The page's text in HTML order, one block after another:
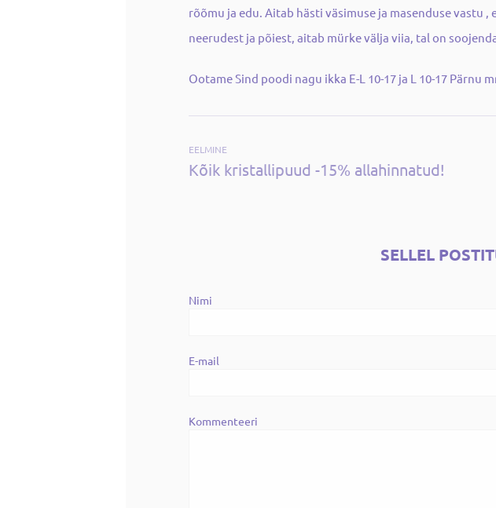
rõõmu ja edu. Aitab hästi väsimuse ja masenduse vastu
neerudest ja põiest, aitab mürke välja viia, tal on
Ootame Sind poodi nagu ikka E-L 10-17 ja L 10-17 Pärnu
EELMINE
Kõik kristallipuud -15% allahinnatud!
SELLEL
Nimi
E-mail
Kommenteeri